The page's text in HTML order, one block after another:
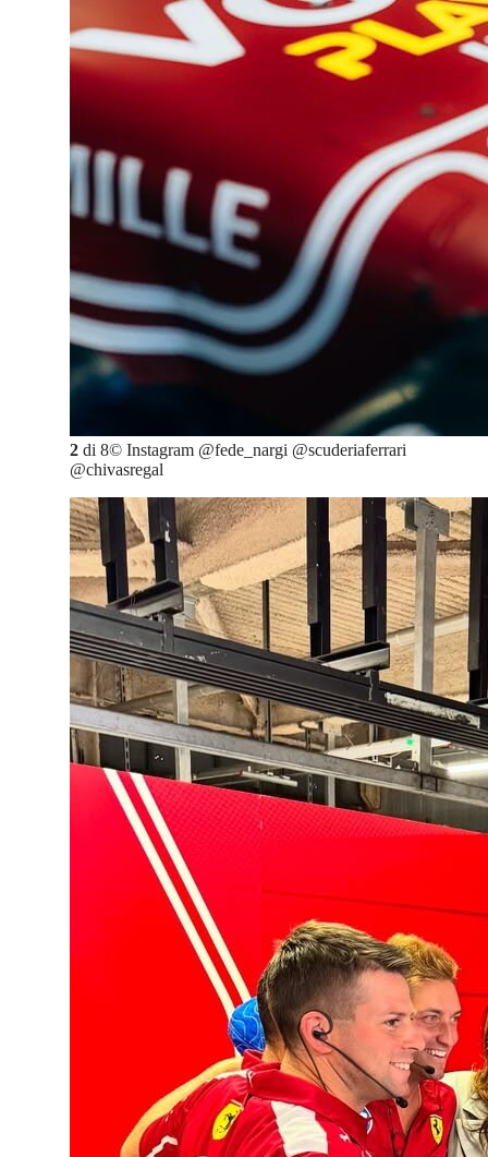
2 di 8© Instagram @fede_nargi @scuderiaferrari
@chivasregal